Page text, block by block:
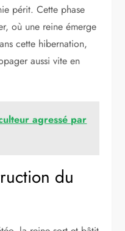
périt. Cette phase
où une reine émerge
cette hibernation,
aussi vite en
agressé par
du